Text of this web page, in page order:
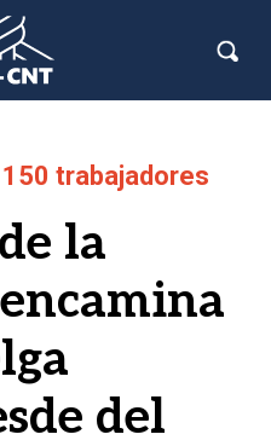
trabajadores
la
del